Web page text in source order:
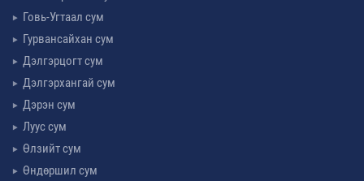
Говь-Угтаал сум
Гурвансайхан сум
Дэлгэрцогт сум
Дэлгэрхангай сум
Дэрэн сум
Луус сум
Өлзийт сум
Өндөршил сум